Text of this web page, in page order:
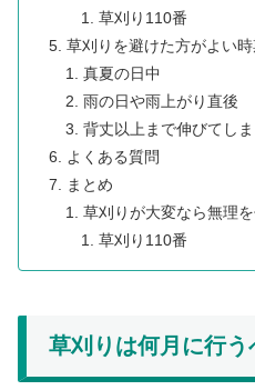
草刈り110番
草刈りを避けた方がよい時
真夏の日中
雨の日や雨上がり直後
背丈以上まで伸びてし
よくある質問
まとめ
草刈りが大変なら無理
草刈り110番
草刈りは何月に行う